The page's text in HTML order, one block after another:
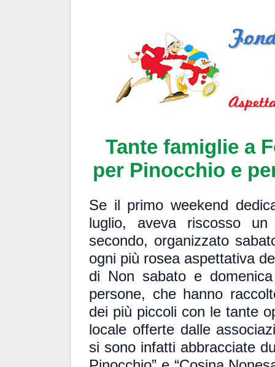
Tante famiglie a
per Pinocchio e
Se il primo weekend
luglio, aveva riscosso
secondo, organizzato
ogni più rosea aspettativa
di Non sabato e
persone, che hanno
dei più piccoli con le tante
locale offerte dalle
si sono infatti abbracciate